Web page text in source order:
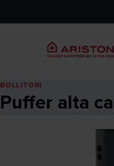
BOLLITORI
Puffer alta